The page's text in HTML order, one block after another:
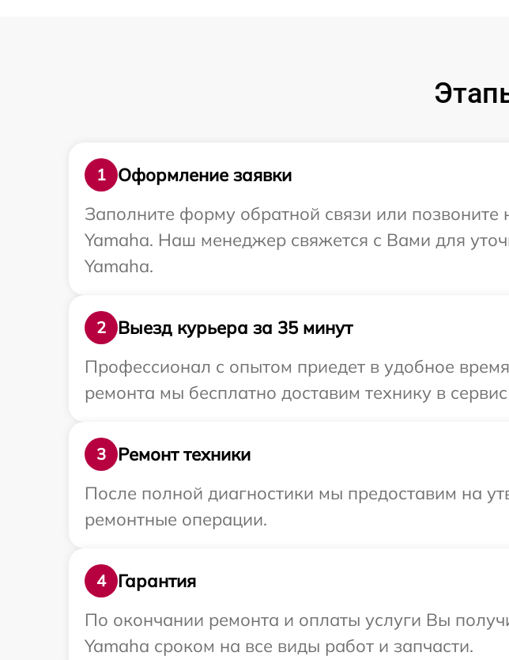
1
Оформление заявки
Заполните форму обратной связи или
Yamaha. Наш менеджер свяжется с Вами для
Yamaha.
2
Выезд курьера за 35 минут
Профессионал с опытом приедет в удобное
ремонта мы бесплатно доставим технику в
3
Ремонт техники
После полной диагностики мы предоставим на
ремонтные операции.
4
Гарантия
По окончании ремонта и оплаты услуги Вы
Yamaha сроком на все виды работ и запчасти.